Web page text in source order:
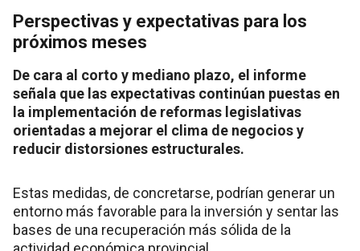
Perspectivas y expectativas para los
próximos meses
De cara al corto y mediano plazo, el informe
señala que las expectativas continúan puestas en
la implementación de reformas legislativas
orientadas a mejorar el clima de negocios y
reducir distorsiones estructurales.
Estas medidas, de concretarse, podrían generar un
entorno más favorable para la inversión y sentar las
bases de una recuperación más sólida de la